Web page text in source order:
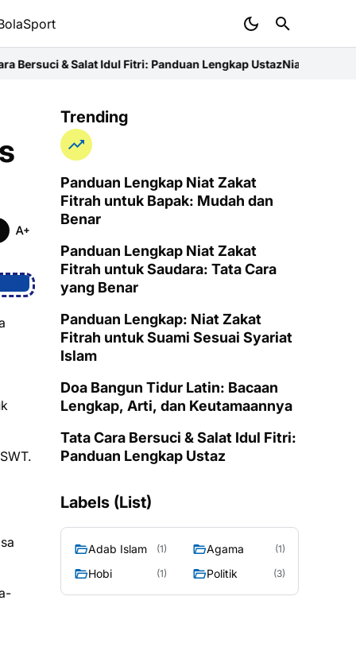
Salat Idul Fitri: Panduan Lengkap UstazNiat Zakat Fitrah untuk
Trending
Panduan Lengkap Niat Zakat
Fitrah untuk Bapak: Mudah dan
Benar
Panduan Lengkap Niat Zakat
Fitrah untuk Saudara: Tata Cara
yang Benar
Panduan Lengkap: Niat Zakat
Fitrah untuk Suami Sesuai Syariat
Islam
Doa Bangun Tidur Latin: Bacaan
Lengkap, Arti, dan Keutamaannya
Tata Cara Bersuci & Salat Idul Fitri:
Panduan Lengkap Ustaz
Labels (List)
Adab Islam (1) Agama (1)
Hobi (1) Politik (3)